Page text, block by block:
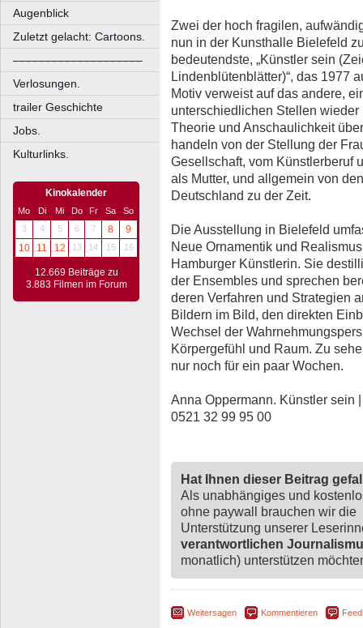
Augenblick
Zuletzt gelacht: Cartoons.
––––––––––––––––––––
Verlosungen.
trailer Geschichte
Jobs.
Kulturlinks.
Kinokalender
Mo Di Mi Do Fr Sa
So
3
4 5 6 7 8
9
10
11 12 13 14 15 16
12.669 Beiträge zu
3.883 Filmen im Forum
Zwei der hoch fragilen,
nun in der Kunsthalle Bielefeld
bedeutendste, „Künstler sein
Lindenblütenblätter)“, das 1977
Motiv verweist auf das andere,
unterschiedlichen Stellen
Theorie und Anschaulichkeit
handeln von der Stellung der
Gesellschaft, vom Künstlerberuf
als Mutter, und allgemein von
Deutschland zu der Zeit.
Die Ausstellung in Bielefeld
Neue Ornamentik und
Hamburger Künstlerin. Sie
der Ensembles und sprechen
deren Verfahren und Strategien
Bildern im Bild, den direkten
Wechsel der
Körpergefühl und Raum. Zu
nur noch für ein paar Wochen.
Anna Oppermann. Künstler sein
0521 32 99 95 00
Hat Ihnen dieser Beitrag
Als unabhängiges und
ohne paywall brauchen wir die
Unterstützung unserer
verantwortlichen
monatlich) unterstützen
Weitersagen Kommentieren